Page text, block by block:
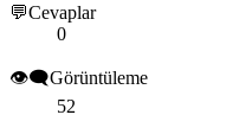
💬Cevaplar
0
👁️‍🗨️Görüntüleme
52